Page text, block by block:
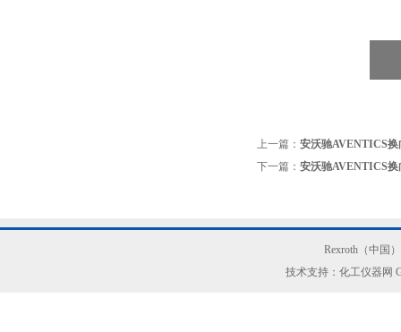
上一篇： 安沃驰AVENTICS换
下一篇： 安沃驰AVENTICS换
Rexroth（中国
技术支持：化工仪器网